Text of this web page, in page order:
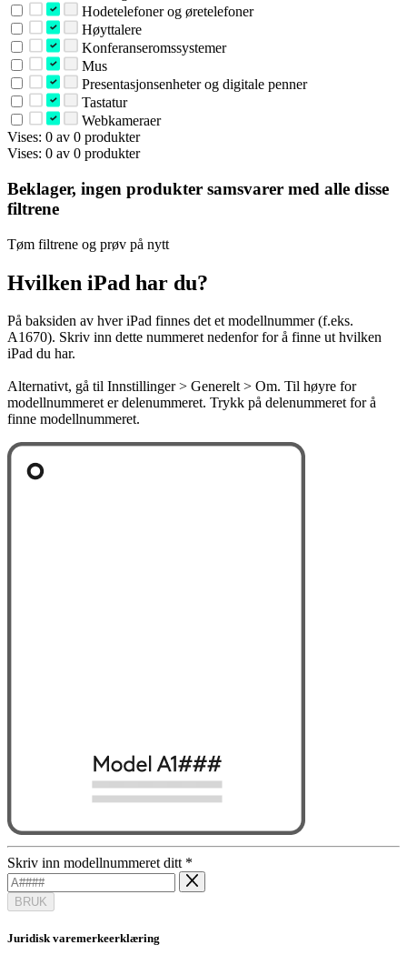
Hodetelefoner og øretelefoner
Høyttalere
Konferanseromssystemer
Mus
Presentasjonsenheter og digitale penner
Tastatur
Webkameraer
Vises: 0 av 0 produkter
Vises: 0 av 0 produkter
Beklager, ingen produkter samsvarer med alle disse
filtrene
Tøm filtrene og prøv på nytt
Hvilken iPad har du?
På baksiden av hver iPad finnes det et modellnummer (f.eks.
A1670). Skriv inn dette nummeret nedenfor for å finne ut hvilken
iPad du har.
Alternativt, gå til Innstillinger > Generelt > Om. Til høyre for
modellnummeret er delenummeret. Trykk på delenummeret for å
finne modellnummeret.
Skriv inn modellnummeret ditt *
BRUK
Juridisk varemerkeerklæring